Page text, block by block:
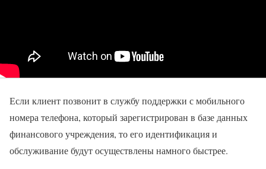
Если клиент позвонит в службу поддержки с мобильного
номера телефона, который зарегистрирован в базе данных
финансового учреждения, то его идентификация и
обслуживание будут осуществлены намного быстрее.